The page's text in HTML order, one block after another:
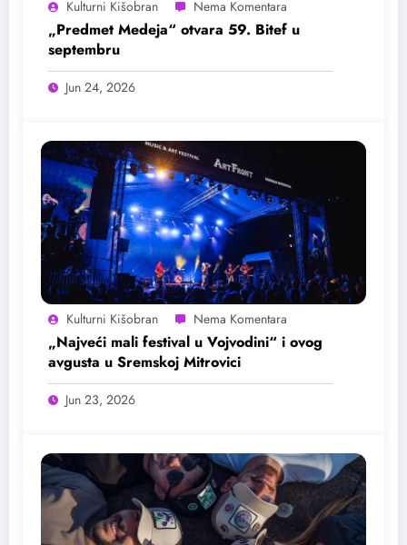
Kulturni Kišobran
„Predmet Medeja“ otvara 59. Bitef u
septembru
Jun 24, 2026
Kulturni Kišobran
„Najveći mali festival u Vojvodini“ i ovog
avgusta u Sremskoj Mitrovici
Jun 23, 2026